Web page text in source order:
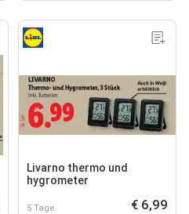
Livarno thermo und
hygrometer
5 Tage € 6,99